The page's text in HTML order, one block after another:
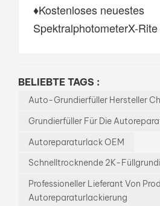
♦Kostenloses neuestes
SpektralphotometerX-
BELIEBTE TAGS :
Auto-Grundierfüller Hersteller
Grundierfüller Für Die
Autoreparaturlack OEM
Schnelltrocknende 2K-
Professioneller Lieferant Von
Autoreparaturlackierung